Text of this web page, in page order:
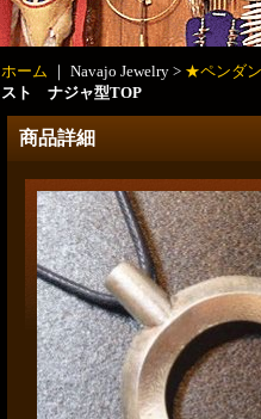
ホーム ｜ Navajo Jewelry > ★ペンダ
スト ナジャ型TOP
商品詳細